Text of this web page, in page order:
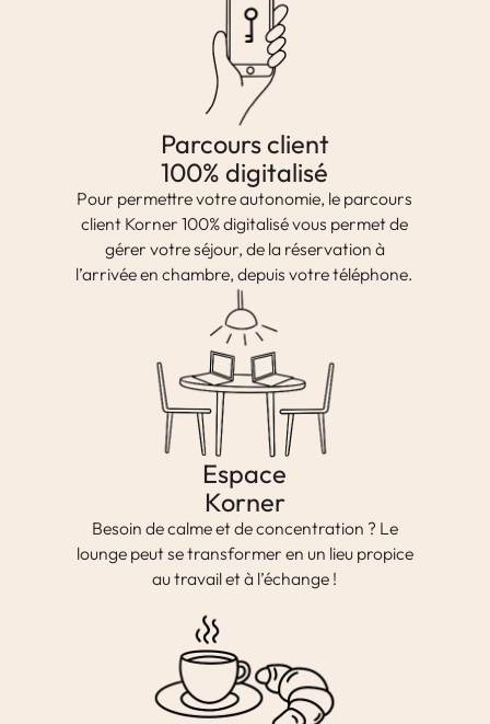
Parcours client
100% digitalisé
Pour permettre votre autonomie, le parcours
client Korner 100% digitalisé vous permet de
gérer votre séjour, de la réservation à
l’arrivée en chambre, depuis votre téléphone.
Espace
Korner
Besoin de calme et de concentration ? Le
lounge peut se transformer en un lieu propice
au travail et à l’échange !